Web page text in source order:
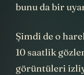
beklenmedik
Şimdi de o
10 saatlik